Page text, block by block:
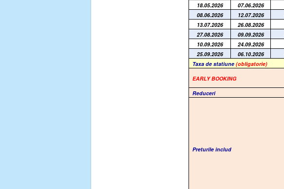
18.05.2026
07.06.2026
08.06.2026
12.07.2026
13.07.2026
26.08.2026
27.08.2026
09.09.2026
10.09.2026
24.09.2026
25.09.2026
06.10.2026
Taxa de statiune(obligatorie)
EARLY BOOKING
Reduceri
Preturile includ